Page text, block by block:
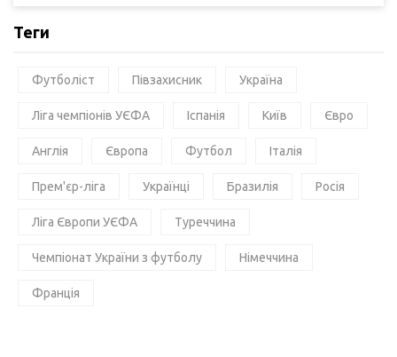
Теги
Футболіст Півзахисник Україна
Ліга чемпіонів УЄФА Іспанія Київ Євро
Англія Європа Футбол Італія
Прем'єр-ліга Українці Бразилія Росія
Ліга Європи УЄФА Туреччина
Чемпіонат України з футболу Німеччина
Франція